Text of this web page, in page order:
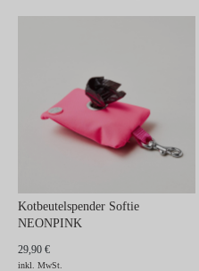
Kotbeutelspender Softie
NEONPINK
29,90 €
inkl. MwSt.